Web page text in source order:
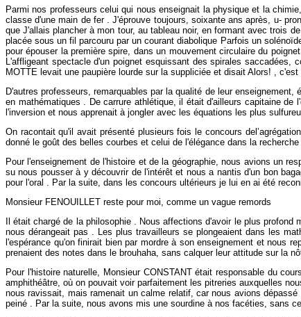
Parmi nos professeurs celui qui nous enseignait la physique et la
classe d'une main de fer . J'éprouve toujours, soixante ans après, u-
que J'allais plancher à mon tour, au tableau noir, en formant avec trois
placée sous un fil parcouru par un courant diabolique Parfois un
pour épouser la première spire, dans un mouvement circulaire du
L'affligeant spectacle d'un poignet esquissant des spirales
MOTTE levait une paupière lourde sur la suppliciée et disait Alors! , c'est
D'autres professeurs, remarquables par la qualité de leur
en mathématiques . De carrure athlétique, il était d'ailleurs capitaine
l'inversion et nous apprenait à jongler avec les équations les plus
On racontait qu'il avait présenté plusieurs fois le concours
donné le goût des belles courbes et celui de l'élégance dans la
Pour l'enseignement de l'histoire et de la géographie, nous avions un
su nous pousser à y découvrir de l'intérêt et nous a nantis d'un bon
pour l'oral . Par la suite, dans les concours ultérieurs je lui en ai été
Monsieur FENOUILLET reste pour moi, comme un vague remords
Il était chargé de la philosophie . Nous affections d'avoir le plus
nous dérangeait pas . Les plus travailleurs se plongeaient dans les
l'espérance qu'on finirait bien par mordre à son enseignement et nous
prenaient des notes dans le brouhaha, sans calquer leur attitude sur la
Pour l'histoire naturelle, Monsieur CONSTANT était responsable du
amphithéâtre, où on pouvait voir parfaitement les pitreries auxquelles
nous ravissait, mais ramenait un calme relatif, car nous avions
peiné . Par la suite, nous avons mis une sourdine à nos facéties, sans